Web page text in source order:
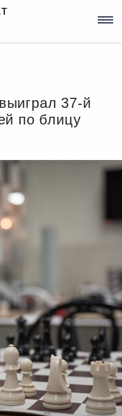
37-й
по блицу